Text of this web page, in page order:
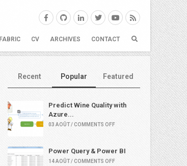
CV ARCHIVES CONTACT
Recent Popular Featured
Predict Wine Quality with
Azure...
03 AOÛT / COMMENTS OFF
Power Query & Power BI
14 AOÛT / COMMENTS OFF